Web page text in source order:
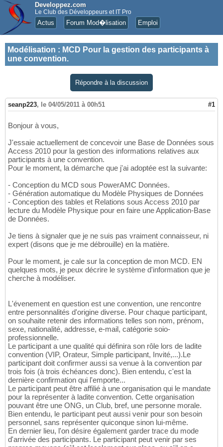
Developpez.com
Le Club des Développeurs et IT Pro
Actus Forum Mod�lisation Emploi
Modélisation : MCD Pour la gestion des participants à
une convention.
Répondre à la discussion
seanp223, le 04/05/2011 à 00h51 #1
Bonjour à vous,
J'essaie actuellement de concevoir une Base de Données sous
Access 2010 pour la gestion des informations relatives aux
participants à une convention.
Pour le moment, la démarche que j'ai adoptée est la suivante:
- Conception du MCD sous PowerAMC Données.
- Génération automatique du Modèle Physiques de Données
- Conception des tables et Relations sous Access 2010 par
lecture du Modèle Physique pour en faire une Application-Base
de Données.
Je tiens à signaler que je ne suis pas vraiment connaisseur, ni
expert (disons que je me débrouille) en la matière.
Pour le moment, je cale sur la conception de mon MCD. EN
quelques mots, je peux décrire le système d'information que je
cherche à modéliser.
L'évenement en question est une convention, une rencontre
entre personnalités d'origine diverse. Pour chaque participant,
on souhaite retenir des informations telles son nom, prénom,
sexe, nationalité, addresse, e-mail, catégorie soio-
professionnelle.
Le participant a une qualité qui définira son rôle lors de ladite
convention (VIP, Orateur, Simple participant, Invité,...).Le
participant doit confirmer aussi sa venue à la convention par
trois fois (à trois échéances donc). Bien entendu, c'est la
dernière confirmation qui l'emporte...
Le participant peut être affilié à une organisation qui le mandate
pour la représenter à ladite convention. Cette organisation
pouvant être une ONG, un Club, bref, une personne morale.
Bien entendu, le participant peut aussi venir pour son besoin
personnel, sans représenter quiconque sinon lui-même.
En dernier lieu, l'on désire également garder trace du mode
d'arrivée des participants. Le participant peut venir par ses